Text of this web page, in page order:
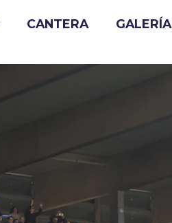
CANTERA GALERÍA